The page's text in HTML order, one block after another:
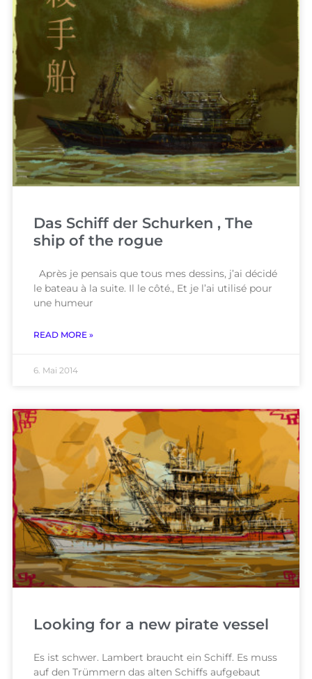
Das Schiff der Schurken , The
ship of the rogue
Après je pensais que tous mes dessins, j’ai décidé
le bateau à la suite. Il le côté., Et je l’ai utilisé pour
une humeur
READ MORE »
6. Mai 2014
Looking for a new pirate vessel
Es ist schwer. Lambert braucht ein Schiff. Es muss
auf den Trümmern das alten Schiffs aufgebaut